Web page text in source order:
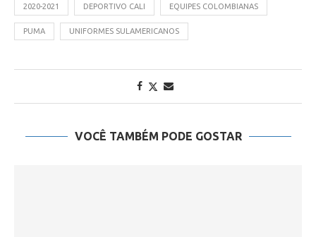
2020-2021 DEPORTIVO CALI EQUIPES COLOMBIANAS
PUMA UNIFORMES SULAMERICANOS
VOCÊ TAMBÉM PODE GOSTAR